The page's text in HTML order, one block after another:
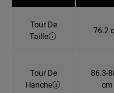
Tour De
Taille
76.2
Tour De
Hanche
86.3-
cm